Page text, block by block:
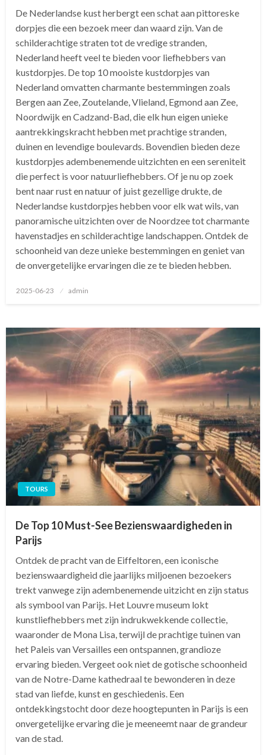
De Nederlandse kust herbergt een schat aan pittoreske
dorpjes die een bezoek meer dan waard zijn. Van de
schilderachtige straten tot de vredige stranden,
Nederland heeft veel te bieden voor liefhebbers van
kustdorpjes. De top 10 mooiste kustdorpjes van
Nederland omvatten charmante bestemmingen zoals
Bergen aan Zee, Zoutelande, Vlieland, Egmond aan Zee,
Noordwijk en Cadzand-Bad, die elk hun eigen unieke
aantrekkingskracht hebben met prachtige stranden,
duinen en levendige boulevards. Bovendien bieden deze
kustdorpjes adembenemende uitzichten en een sereniteit
die perfect is voor natuurliefhebbers. Of je nu op zoek
bent naar rust en natuur of juist gezellige drukte, de
Nederlandse kustdorpjes hebben voor elk wat wils, van
panoramische uitzichten over de Noordzee tot charmante
havenstadjes en schilderachtige landschappen. Ontdek de
schoonheid van deze unieke bestemmingen en geniet van
de onvergetelijke ervaringen die ze te bieden hebben.
Geplaatst
2025-06-23 admin
TOURS
De Top 10 Must-See Bezienswaardigheden in
Parijs
Ontdek de pracht van de Eiffeltoren, een iconische
bezienswaardigheid die jaarlijks miljoenen bezoekers
trekt vanwege zijn adembenemende uitzicht en zijn status
als symbool van Parijs. Het Louvre museum lokt
kunstliefhebbers met zijn indrukwekkende collectie,
waaronder de Mona Lisa, terwijl de prachtige tuinen van
het Paleis van Versailles een ontspannen, grandioze
ervaring bieden. Vergeet ook niet de gotische schoonheid
van de Notre-Dame kathedraal te bewonderen in deze
stad van liefde, kunst en geschiedenis. Een
ontdekkingstocht door deze hoogtepunten in Parijs is een
onvergetelijke ervaring die je meeneemt naar de grandeur
van de stad.